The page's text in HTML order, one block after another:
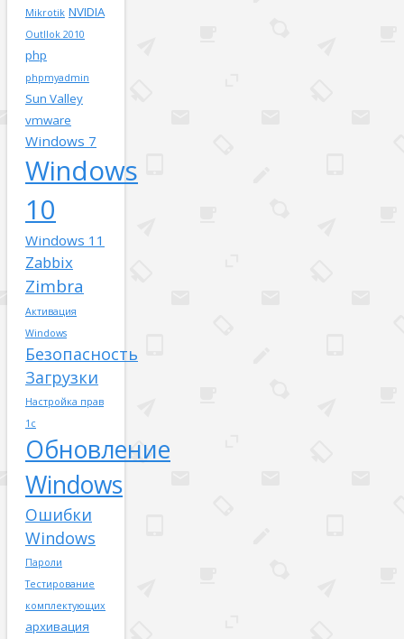
Mikrotik NVIDIA
Outllok 2010
php
phpmyadmin
Sun Valley
vmware
Windows 7
Windows
10
Windows 11
Zabbix
Zimbra
Активация
Windows
Безопасность
Загрузки
Настройка прав
1с
Обновление
Windows
Ошибки
Windows
Пароли
Тестирование
комплектующих
архивация